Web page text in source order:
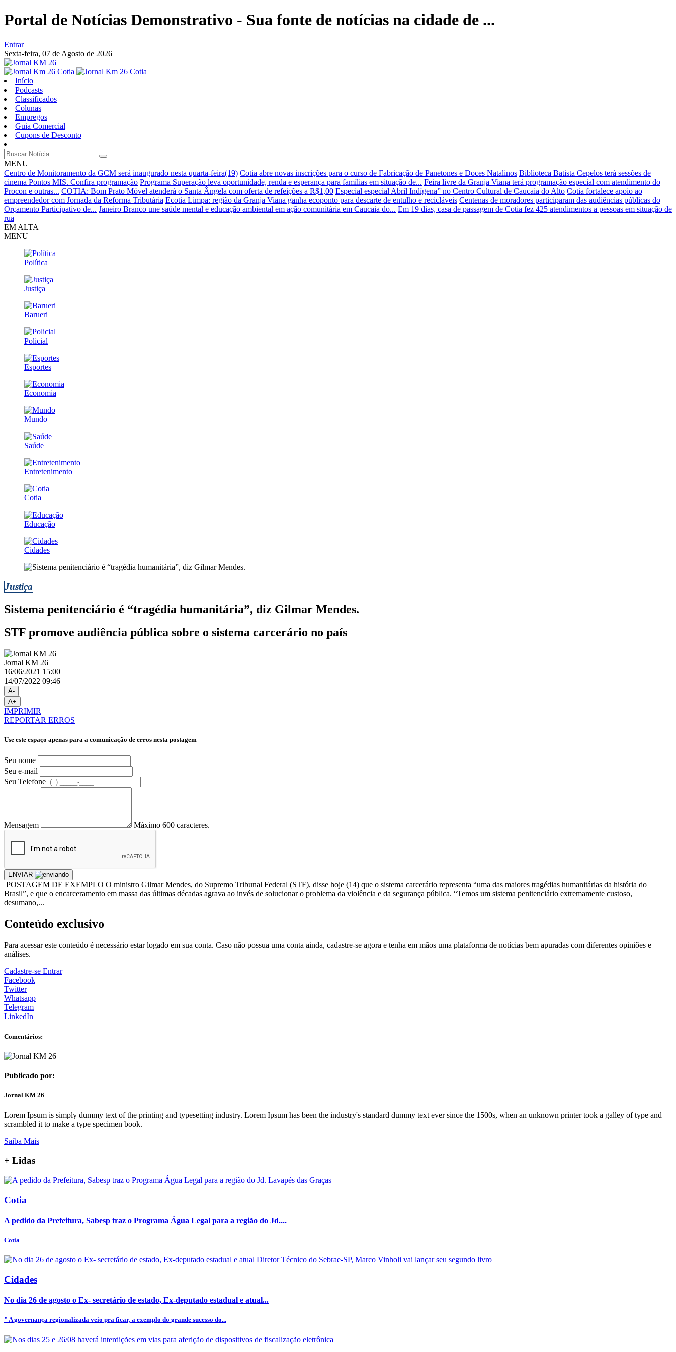
Portal de Notícias Demonstrativo - Sua fonte de notícias na cidade de ...
Entrar
Sexta-feira, 07 de Agosto de 2026
Início
Podcasts
Classificados
Colunas
Empregos
Guia Comercial
Cupons de Desconto
MENU
Centro de Monitoramento da GCM será inaugurado nesta quarta-feira(19) Cotia abre novas inscrições para o curso de Fabricação de Panetones e Doces Natalinos Biblioteca Batista Cepelos terá sessões de
cinema Pontos MIS. Confira programação Programa Superação leva oportunidade, renda e esperança para famílias em situação de... Feira livre da Granja Viana terá programação especial com atendimento do
Procon e outras... COTIA: Bom Prato Móvel atenderá o Santa Ângela com oferta de refeições a R$1,00 Especial especial Abril Indígena” no Centro Cultural de Caucaia do Alto Cotia fortalece apoio ao
empreendedor com Jornada da Reforma Tributária Ecotia Limpa: região da Granja Viana ganha ecoponto para descarte de entulho e recicláveis Centenas de moradores participaram das audiências públicas do
Orçamento Participativo de... Janeiro Branco une saúde mental e educação ambiental em ação comunitária em Caucaia do... Em 19 dias, casa de passagem de Cotia fez 425 atendimentos a pessoas em situação de
rua
EM ALTA
MENU
Política
Justiça
Barueri
Policial
Esportes
Economia
Mundo
Saúde
Entretenimento
Cotia
Educação
Cidades
Justiça
Sistema penitenciário é “tragédia humanitária”, diz Gilmar Mendes.
STF promove audiência pública sobre o sistema carcerário no país
Jornal KM 26
16/06/2021 15:00
14/07/2022 09:46
A-
A+
IMPRIMIR
REPORTAR ERROS
Use este espaço apenas para a comunicação de erros nesta postagem
Seu nome
Seu e-mail
Seu Telefone
Mensagem Máximo 600 caracteres.
ENVIAR
POSTAGEM DE EXEMPLO O ministro Gilmar Mendes, do Supremo Tribunal Federal (STF), disse hoje (14) que o sistema carcerário representa “uma das maiores tragédias humanitárias da história do
Brasil”, e que o encarceramento em massa das últimas décadas agrava ao invés de solucionar o problema da violência e da segurança pública. “Temos um sistema penitenciário extremamente custoso,
desumano,...
Conteúdo exclusivo
Para acessar este conteúdo é necessário estar logado em sua conta. Caso não possua uma conta ainda, cadastre-se agora e tenha em mãos uma plataforma de notícias bem apuradas com diferentes opiniões e
análises.
Cadastre-se Entrar
Facebook
Twitter
Whatsapp
Telegram
LinkedIn
Comentários:
Publicado por:
Jornal KM 26
Lorem Ipsum is simply dummy text of the printing and typesetting industry. Lorem Ipsum has been the industry's standard dummy text ever since the 1500s, when an unknown printer took a galley of type and
scrambled it to make a type specimen book.
Saiba Mais
+ Lidas
Cotia
A pedido da Prefeitura, Sabesp traz o Programa Água Legal para a região do Jd....
Cotia
Cidades
No dia 26 de agosto o Ex- secretário de estado, Ex-deputado estadual e atual...
" A governança regionalizada veio pra ficar, a exemplo do grande sucesso do...